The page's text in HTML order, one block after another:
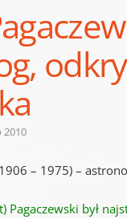
2010
– 1975) –
Pagaczewski był